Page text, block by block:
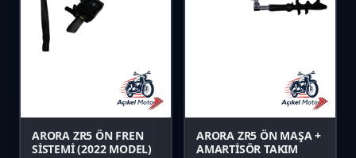
Favori
ARORA ZR5 ÖN FREN
SİSTEMİ (2022 MODEL)
Favori
ARORA ZR5 ÖN MAŞA +
AMARTİSÖR TAKIM